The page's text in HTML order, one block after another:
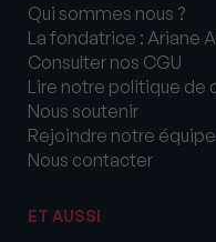
Qui sommes nous ?
La fondatrice : Ariane
Consulter nos CGU
Lire notre politique de
Nous soutenir
Rejoindre notre équipe
Nous contacter
ET AUSSI